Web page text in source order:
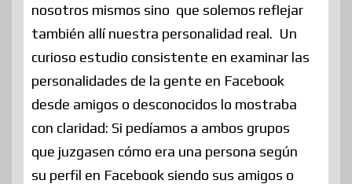
nosotros mismos sino que solemos reflejar
también allí nuestra personalidad real. Un
curioso estudio consistente en examinar las
personalidades de la gente en Facebook
desde amigos o desconocidos lo mostraba
con claridad: Si pedíamos a ambos grupos
que juzgasen cómo era una persona según
su perfil en Facebook siendo sus amigos o